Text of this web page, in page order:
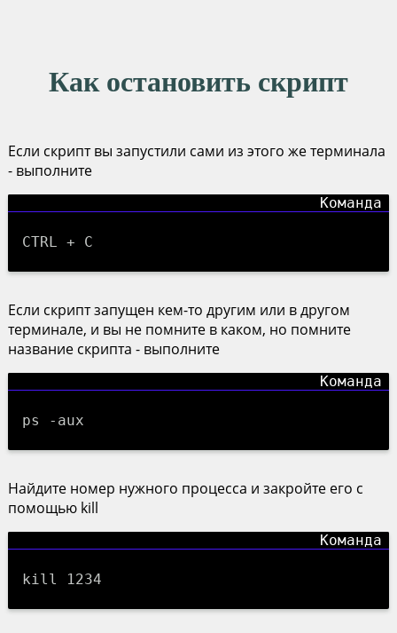
Как остановить скрипт
Если скрипт вы запустили сами из этого же терминала
- выполните
CTRL + C
Если скрипт запущен кем-то другим или в другом
терминале, и вы не помните в каком, но помните
название скрипта - выполните
ps -aux
Найдите номер нужного процесса и закройте его с
помощью kill
kill 1234